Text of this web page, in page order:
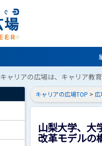
キャリアの広場は、キャリア教
キャリアの広場TOP > 広
山梨大学、大
改革モデルの